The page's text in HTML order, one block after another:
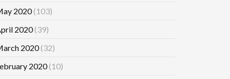
2020(103)
2020(39)
2020(32)
2020(10)